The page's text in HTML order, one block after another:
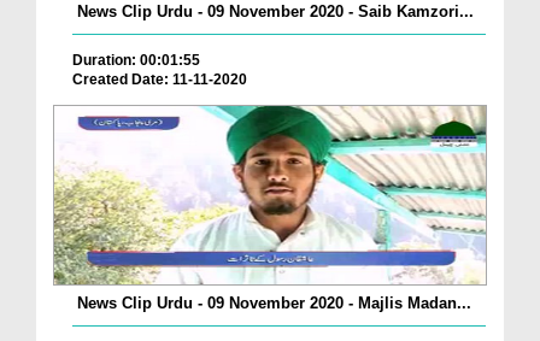
News Clip Urdu - 09 November 2020 - Saib Kamzori...
Duration: 00:01:55
Created Date: 11-11-2020
News Clip Urdu - 09 November 2020 - Majlis Madan...